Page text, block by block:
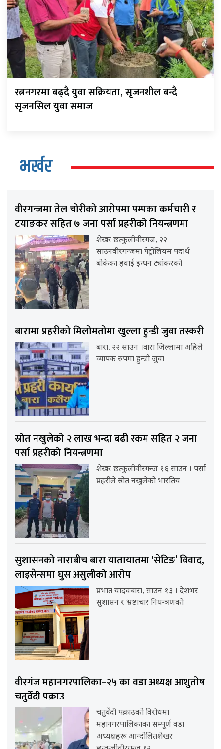
रत्ननगरमा बढ्दै युवा सक्रियता, सृजनशील बन्दै
सृजनसिल युवा समाज
भर्खर
वीरगन्जमा तेल चोरीको आरोपमा पम्पका कर्मचारी र
टयाङकर सहित ७ जना पर्सा प्रहरीको नियन्त्रणमा
शेखर छत्कुलीवीरगंज, २२
साउनवीरगन्जमा पेट्रोलियम पदार्थ
बोकेका हवाई इन्धन ट्यांकरको
बारामा प्रहरीको मिलोमतोमा खुल्ला हुन्डी जुवा तस्करी
बारा, २२ साउन ।वारा जिल्लामा अहिले
व्यापक रुपमा हुन्डी जुवा
स्रोत नखुलेको २ लाख भन्दा बढी रकम सहित २ जना
पर्सा प्रहरीको नियन्त्रणमा
शेखर छत्कुलीवीरगन्ज १६ साउन । पर्सा
प्रहरीले स्रोत नखुलेको भारतिय
सुशासनको नाराबीच बारा यातायातमा ‘सेटिङ’ विवाद,
लाइसेन्समा घुस असुलीको आरोप
प्रभात यादवबारा, साउन १३ । देशभर
सुशासन र भ्रष्टाचार नियन्त्रणको
वीरगंज महानगरपालिका–२५ का वडा अध्यक्ष आशुतोष
चतुर्वेदी पक्राउ
चतुर्वेदी पक्राउको विरोधमा
महानगरपालिकाका सम्पूर्ण वडा
अध्यक्षहरू आन्दोलितशेखर